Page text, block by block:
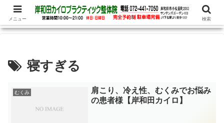
腰痛、めまい、頭痛の他、パニック障害、不安・恐怖症など心理的な症状もお
任せ下さい
寝すぎる
むくみ
肩こり、冷え性、むくみでお悩み
の患者様【岸和田カイロ】
メニュー 検索